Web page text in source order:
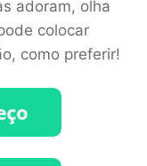
adoram, olha
colocar
como preferir!